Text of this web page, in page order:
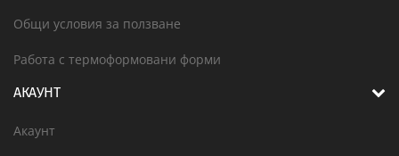
Общи условия за ползване
Работа с термоформовани форми
АКАУНТ
Акаунт